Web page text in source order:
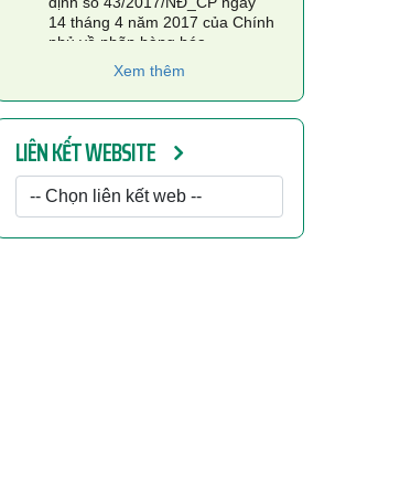
14 tháng 4 năm 2017 của Chính
phủ về nhãn hàng hóa
Nghị định số 70/2021/NĐ-CP
sung một số điều của Nghị định
tháng 11 năm 2013 của Chính
phủ quy định chi tiết thi hành
một số điều của Luật Quảng cáo
Thông tư Hướng dẫn thực hành
sản xuất tốt (GMP) trong sản
Xem thêm
LIÊN KẾT WEBSITE